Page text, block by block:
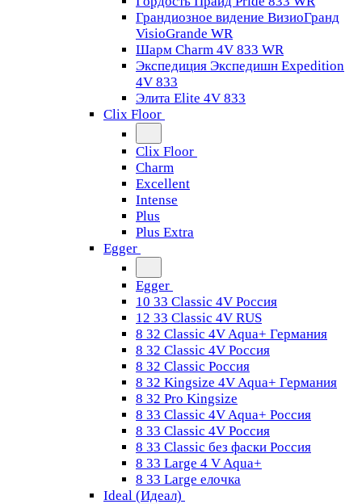
Грандиозное видение ВизиоГранд
VisioGrande WR
Шарм Charm 4V 833 WR
Экспедиция Экспедишн Expedition
4V 833
Элита Elite 4V 833
Clix Floor
Clix Floor
Charm
Excellent
Intense
Plus
Plus Extra
Egger
Egger
10 33 Classic 4V Россия
12 33 Classic 4V RUS
8 32 Classic 4V Aqua+ Германия
8 32 Classic 4V Россия
8 32 Classic Россия
8 32 Kingsize 4V Aqua+ Германия
8 32 Pro Kingsize
8 33 Classic 4V Aqua+ Россия
8 33 Classic 4V Россия
8 33 Classic без фаски Россия
8 33 Large 4 V Aqua+
8 33 Large елочка
Ideal (Идеал)